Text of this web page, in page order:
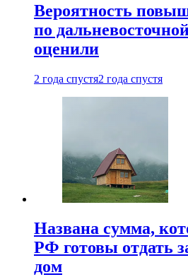
Вероятность
по
оценили
2 года спустя2 года спустя
Названа сумма,
РФ готовы отдать
дом